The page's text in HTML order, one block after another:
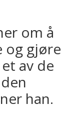
om å
og gjøre
av de
han.